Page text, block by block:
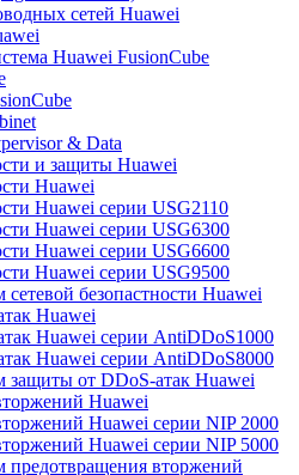
сетей Huawei
Huawei FusionCube
& Data
и защиты Huawei
Huawei
Huawei серии USG2110
Huawei серии USG6300
Huawei серии USG6600
Huawei серии USG9500
безопастности Huawei
Huawei
Huawei серии AntiDDoS1000
Huawei серии AntiDDoS8000
от DDoS-атак Huawei
Huawei
Huawei серии NIP 2000
Huawei серии NIP 5000
вторжений